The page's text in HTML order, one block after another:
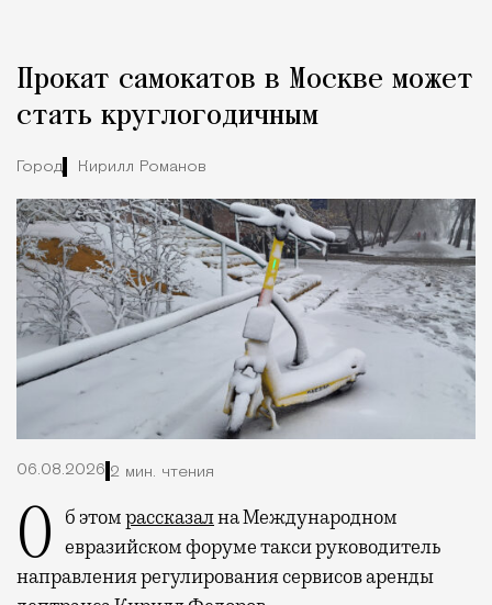
Прокат самокатов в Москве может
стать круглогодичным
Город Кирилл Романов
06.08.2026 2 мин. чтения
Об этомрассказална Международном
евразийском форуме такси руководитель
направления регулирования сервисов аренды